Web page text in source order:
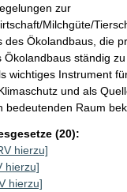
zur
Milchgüte/
des Ökolandbaus, die
ständig zu
wichtiges Instrument
und als
bedeutenden Raum
(20):
hierzu]
hierzu]
hierzu]